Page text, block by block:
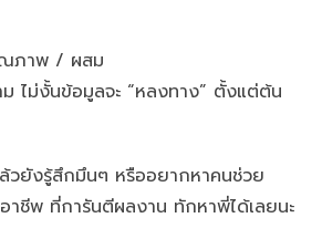
ภาพ / ผสม
ไม่งั้นข้อมูลจะ “หลงทาง” ตั้งแต่ต้น
วยังรู้สึกมึนๆ หรืออยากหาคนช่วย
าชีพ ที่การันตีผลงาน ทักหาพี่ได้เลยนะ